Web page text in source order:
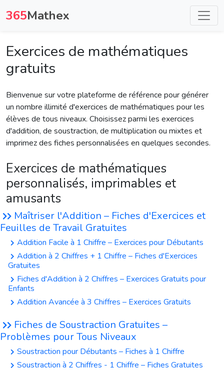
365Mathex
Exercices de mathématiques
gratuits
Bienvenue sur votre plateforme de référence pour générer
un nombre illimité d'exercices de mathématiques pour les
élèves de tous niveaux. Choisissez parmi les exercices
d'addition, de soustraction, de multiplication ou mixtes et
imprimez des fiches personnalisées en quelques secondes.
Exercices de mathématiques
personnalisés, imprimables et
amusants
Maîtriser l'Addition – Fiches d'Exercices et
Feuilles de Travail Gratuites
Addition Facile à 1 Chiffre – Exercices pour Débutants
Addition à 2 Chiffres + 1 Chiffre – Fiches d'Exercices
Gratuites
Fiches d'Addition à 2 Chiffres – Exercices Gratuits pour
Enfants
Addition Avancée à 3 Chiffres – Exercices Gratuits
Fiches de Soustraction Gratuites –
Problèmes pour Tous Niveaux
Soustraction pour Débutants – Fiches à 1 Chiffre
Soustraction à 2 Chiffres - 1 Chiffre – Fiches Gratuites